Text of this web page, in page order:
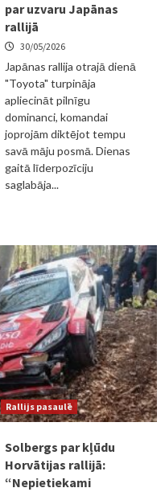
par uzvaru Japānas
rallijā
30/05/2026
Japānas rallija otrajā dienā
"Toyota" turpināja
apliecināt pilnīgu
dominanci, komandai
joprojām diktējot tempu
savā māju posmā. Dienas
gaitā līderpozīciju
saglabāja...
Rallijs pasaulē
Solbergs par kļūdu
Horvātijas rallijā:
“Nepietiekami